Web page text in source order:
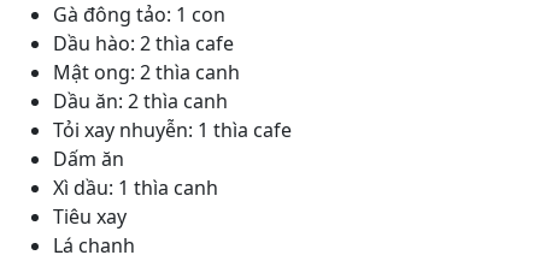
Gà đông tảo: 1 con
Dầu hào: 2 thìa cafe
Mật ong: 2 thìa canh
Dầu ăn: 2 thìa canh
Tỏi xay nhuyễn: 1 thìa cafe
Dấm ăn
Xì dầu: 1 thìa canh
Tiêu xay
Lá chanh